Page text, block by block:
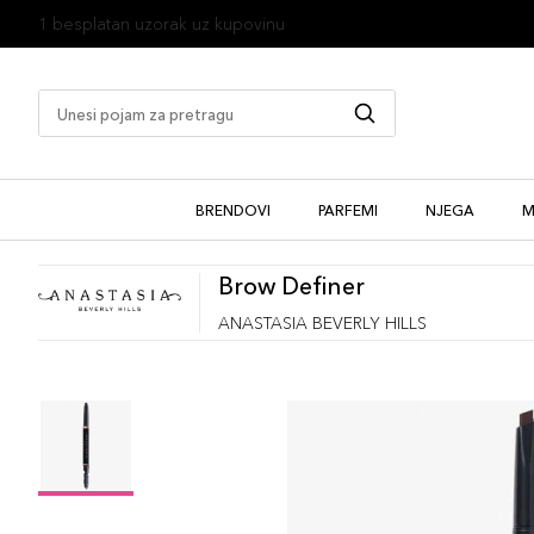
1 besplatan uzorak uz kupovinu
BRENDOVI PARFEMI NJEGA
Brow Definer
ANASTASIA BEVERLY HILLS